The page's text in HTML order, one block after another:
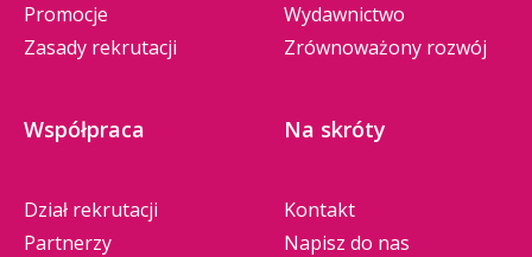
Promocje
Zasady rekrutacji
Wydawnictwo
Zrównoważony rozwój
Współpraca
Dział rekrutacji
Partnerzy
Na skróty
Kontakt
Napisz do nas